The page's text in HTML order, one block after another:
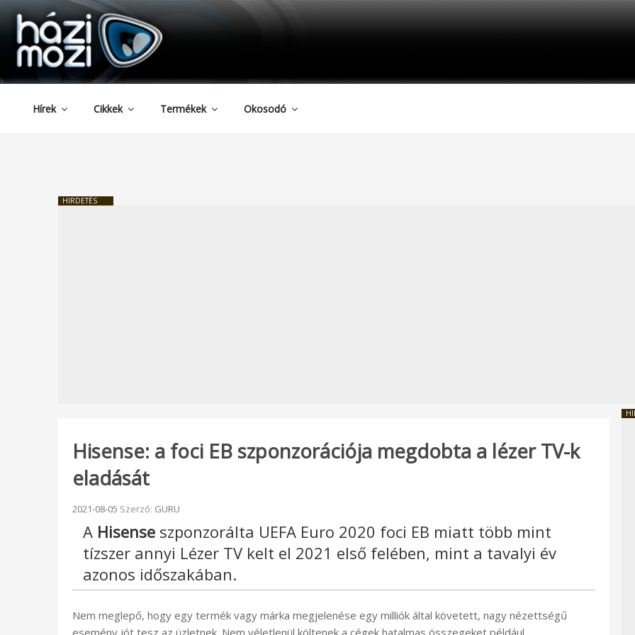
Tartalomhoz
HAZIMOZI
Hírek Cikkek Termékek Okosodó
HIRDETÉS
Hisense: a foci EB szponzorációja megdobta a lézer TV-k
eladását
Beküldve:
2021-08-05 Szerző: GURU
A Hisense szponzorálta UEFA Euro 2020 foci EB miatt több mint
tízszer annyi Lézer TV kelt el 2021 első felében, mint a tavalyi év
azonos időszakában.
Nem meglepő, hogy egy termék vagy márka megjelenése egy milliók által követett, nagy nézettségű
esemény jót tesz az üzletnek. Nem véletlenül költenek a cégek hatalmas összegeket például